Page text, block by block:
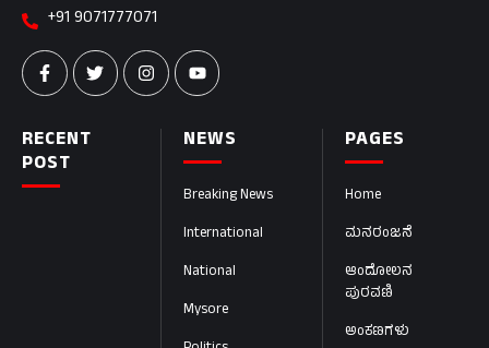
PAGES
Home
ಮನರಂಜನೆ
ಆಂದೋಲನ
ಪುರವಣಿ
ಅಂಕಣಗಳು
NEWS
Breaking News
International
National
Mysore
RECENT
POST
+91 9071777071